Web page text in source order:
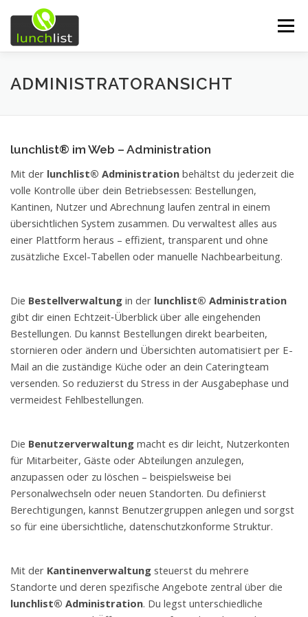
Zum Inhalt springen
Menü
START FUNKTIONEN UNSERE SERVICES
KONTAKT
ADMINISTRATORANSICHT
lunchlist® im Web – Administration
Mit der lunchlist® Administration behältst du jederzeit die
volle Kontrolle über dein Betriebsessen: Bestellungen,
Kantinen, Nutzer und Abrechnung laufen zentral in einem
übersichtlichen System zusammen. Du verwaltest alles aus
einer Plattform heraus – effizient, transparent und ohne
zusätzliche Excel-Tabellen oder manuelle Nachbearbeitung.
Die Bestellverwaltung in der lunchlist® Administration
gibt dir einen Echtzeit‑Überblick über alle eingehenden
Bestellungen. Du kannst Bestellungen direkt bearbeiten,
stornieren oder ändern und Übersichten automatisiert per E-
Mail an die zuständige Küche oder an dein Cateringteam
versenden. So reduzierst du Stress in der Ausgabephase und
vermeidest Fehlbestellungen.
Die Benutzerverwaltung macht es dir leicht, Nutzerkonten
für Mitarbeiter, Gäste oder Abteilungen anzulegen,
anzupassen oder zu löschen – beispielsweise bei
Personalwechseln oder neuen Standorten. Du definierst
Berechtigungen, kannst Benutzergruppen anlegen und sorgst
so für eine übersichtliche, datenschutzkonforme Struktur.
Mit der Kantinenverwaltung steuerst du mehrere
Standorte und deren spezifische Angebote zentral über die
lunchlist® Administration. Du legst unterschiedliche